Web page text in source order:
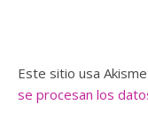
Este sitio usa
se procesan los